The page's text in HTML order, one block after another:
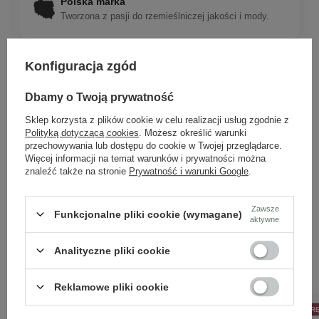
Tworzona z pasji do rzemieślniczej jakości i mody.
Ponadczasowy design
Szybka wysyłka
Dbamy o doświadczenie klientów i wysyłamy w 24h.
Zobacz również
50% NA DRUGĄ
Konfiguracja zgód
Dbamy o Twoją prywatność
Sklep korzysta z plików cookie w celu realizacji usług zgodnie z
Polityką dotyczącą cookies . Możesz określić warunki
przechowywania lub dostępu do cookie w Twojej przeglądarce.
Więcej informacji na temat warunków i prywatności można
znaleźć także na stronie Prywatność i warunki Google
Funkcjonalne pliki cookie (wymagane)
Zawsze
aktywne
Analityczne pliki cookie
Reklamowe pliki cookie